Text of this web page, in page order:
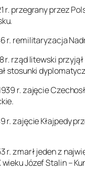
r. przegrany przez
r. remilitaryzacja
r. rząd litewski
stosunki
r. zajęcie
r. zajęcie Kłajpedy
r. zmarł jeden z
Józef Stalin –